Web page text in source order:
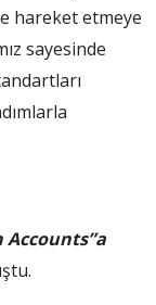
hareket etmeye
sayesinde
Accounts”a